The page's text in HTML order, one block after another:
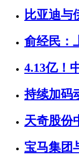
比亚迪与
俞经民：
4.13亿！
持续加码
天奇股份
宝马集团